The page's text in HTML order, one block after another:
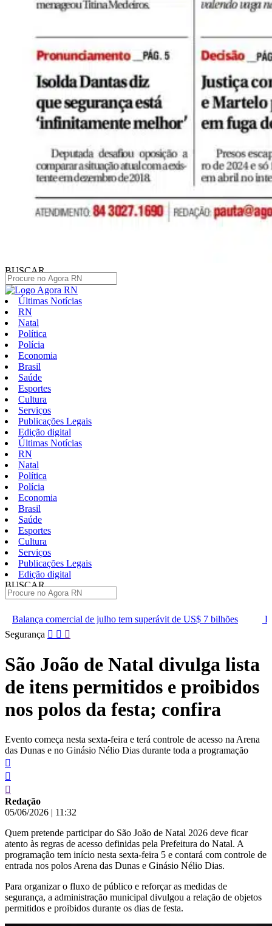
BUSCAR
Últimas Notícias
RN
Natal
Política
Polícia
Economia
Brasil
Saúde
Esportes
Cultura
Serviços
Publicações Legais
Edição digital
Últimas Notícias
RN
Natal
Política
Polícia
Economia
Brasil
Saúde
Esportes
Cultura
Serviços
Publicações Legais
Edição digital
BUSCAR
julho tem superávit de US$ 7 bilhões
Lei que aumenta
Pular
para
conteúdo
Segurança
São João de Natal divulga lista
de itens permitidos e proibidos
nos polos da festa; confira
Evento começa nesta sexta-feira e terá controle de acesso na Arena
das Dunas e no Ginásio Nélio Dias durante toda a programação
Redação
05/06/2026 | 11:32
Quem pretende participar do São João de Natal 2026 deve ficar
atento às regras de acesso definidas pela Prefeitura do Natal. A
programação tem início nesta sexta-feira 5 e contará com controle de
entrada nos polos Arena das Dunas e Ginásio Nélio Dias.
Para organizar o fluxo de público e reforçar as medidas de
segurança, a administração municipal divulgou a relação de objetos
permitidos e proibidos durante os dias de festa.